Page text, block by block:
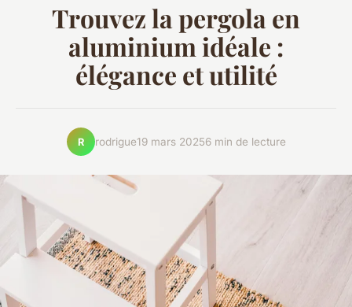
Trouvez la pergola en
aluminium idéale :
élégance et utilité
R rodrigue19 mars 20256 min de lecture